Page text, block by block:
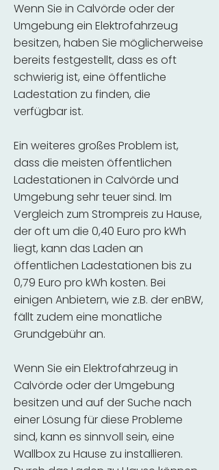
Wenn Sie in Calvörde oder der
Umgebung ein Elektrofahrzeug
besitzen, haben Sie möglicherweise
bereits festgestellt, dass es oft
schwierig ist, eine öffentliche
Ladestation zu finden, die
verfügbar ist.
Ein weiteres großes Problem ist,
dass die meisten öffentlichen
Ladestationen in Calvörde und
Umgebung sehr teuer sind. Im
Vergleich zum Strompreis zu Hause,
der oft um die 0,40 Euro pro kWh
liegt, kann das Laden an
öffentlichen Ladestationen bis zu
0,79 Euro pro kWh kosten. Bei
einigen Anbietern, wie z.B. der enBW,
fällt zudem eine monatliche
Grundgebühr an.
Wenn Sie ein Elektrofahrzeug in
Calvörde oder der Umgebung
besitzen und auf der Suche nach
einer Lösung für diese Probleme
sind, kann es sinnvoll sein, eine
Wallbox zu Hause zu installieren.